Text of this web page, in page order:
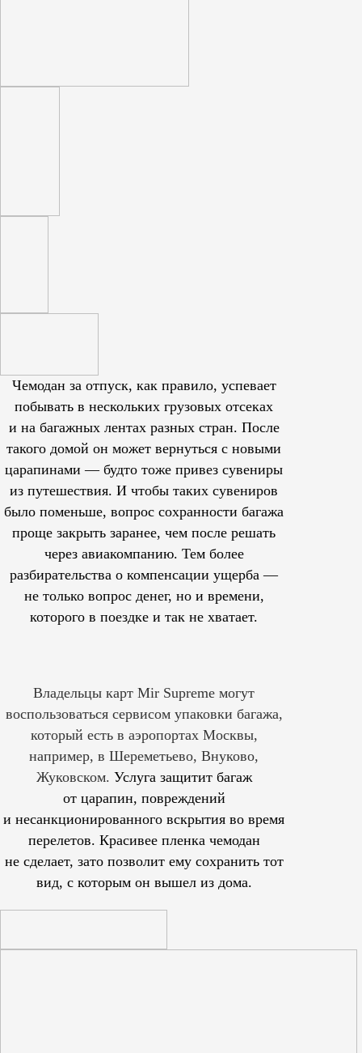
Чемодан за отпуск, как правило, успевает
побывать в нескольких грузовых отсеках
и на багажных лентах разных стран. После
такого домой он может вернуться с новыми
царапинами — будто тоже привез сувениры
из путешествия. И чтобы таких сувениров
было поменьше, вопрос сохранности багажа
проще закрыть заранее, чем после решать
через авиакомпанию. Тем более
разбирательства о компенсации ущерба —
не только вопрос денег, но и времени,
которого в поездке и так не хватает.
Владельцы карт Mir Supreme могут
воспользоваться сервисом упаковки багажа,
который есть в аэропортах Москвы,
например, в Шереметьево, Внуково,
Жуковском. Услуга защитит багаж
от царапин, повреждений
и несанкционированного вскрытия во время
перелетов. Красивее пленка чемодан
не сделает, зато позволит ему сохранить тот
вид, с которым он вышел из дома.